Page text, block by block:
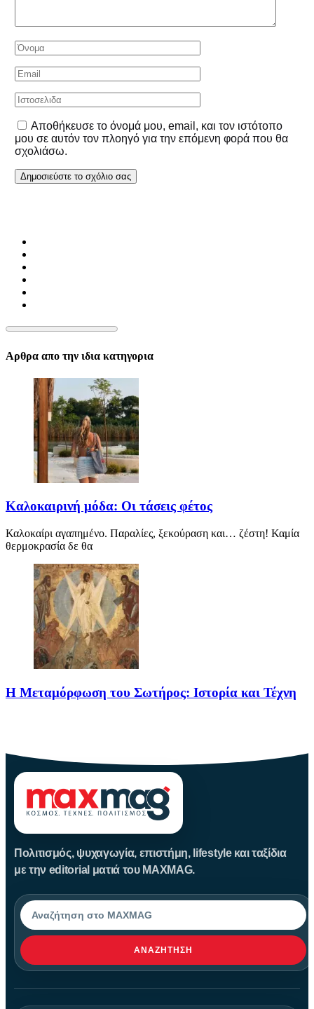
Αποθήκευσε το όνομά μου, email, και τον ιστότοπο
μου σε αυτόν τον πλοηγό για την επόμενη φορά που θα
σχολιάσω.
Αρθρα απο την ιδια κατηγορια
Καλοκαιρινή μόδα: Οι τάσεις φέτος
Καλοκαίρι αγαπημένο. Παραλίες, ξεκούραση και… ζέστη! Καμία
θερμοκρασία δε θα
Η Μεταμόρφωση του Σωτήρος: Ιστορία και Τέχνη
Πολιτισμός, ψυχαγωγία, επιστήμη, lifestyle και ταξίδια
με την editorial ματιά του MAXMAG.
Αναζήτηση
ΑΝΑΖΉΤΗΣΗ